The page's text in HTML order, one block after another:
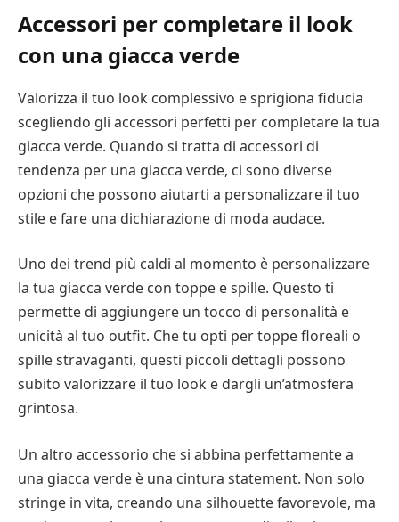
Accessori per completare il look
con una giacca verde
Valorizza il tuo look complessivo e sprigiona fiducia
scegliendo gli accessori perfetti per completare la tua
giacca verde. Quando si tratta di accessori di
tendenza per una giacca verde, ci sono diverse
opzioni che possono aiutarti a personalizzare il tuo
stile e fare una dichiarazione di moda audace.
Uno dei trend più caldi al momento è personalizzare
la tua giacca verde con toppe e spille. Questo ti
permette di aggiungere un tocco di personalità e
unicità al tuo outfit. Che tu opti per toppe floreali o
spille stravaganti, questi piccoli dettagli possono
subito valorizzare il tuo look e dargli un’atmosfera
grintosa.
Un altro accessorio che si abbina perfettamente a
una giacca verde è una cintura statement. Non solo
stringe in vita, creando una silhouette favorevole, ma